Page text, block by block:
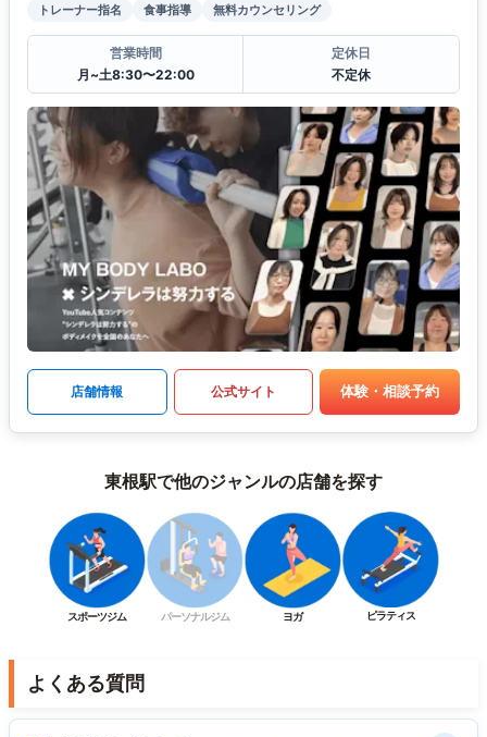
トレーナー指名 食事指導 無料カウンセリング
営業時間
月~土8:30〜22:00
定休日
不定休
店舗情報 公式サイト 体験・相談予約
東根駅で他のジャンルの店舗を探す
スポーツジム パーソナルジム ヨガ ピラティス
よくある質問